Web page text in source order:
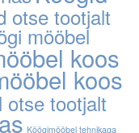
otse tootjalt
mööbel
koos
koos
otse tootjalt
Köögimööbel tehnikaga